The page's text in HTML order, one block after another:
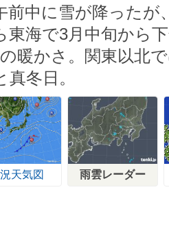
前中に雪が降ったが
東海で3月中旬から
暖かさ。関東以北
冬日。
天気図 雨雲レーダー